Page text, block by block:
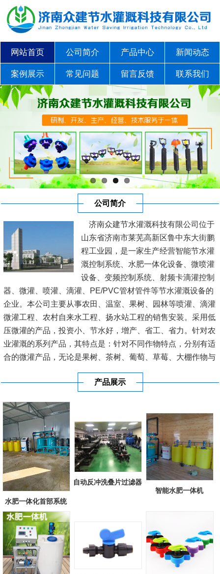
网站首页 公司简介 产品中心 新闻动态
案例展示 常见问题 留言反馈 联系我们
公司简介
济南众建节水灌溉科技有限公司位于
山东省济南市莱芜高新区鲁中东大街鹏
程工业园，是一家生产经营智能节水灌
溉控制系统、水肥一体化设备、微喷灌
设备、变频控制系统、射频卡滴灌控制
器、微灌、喷灌、滴灌、PE/PVC管材管件等节水灌溉设备的
企业。本公司主要从事农田、温室、果树、园林等喷灌、滴灌
微灌工程、农村自来水工程、扬水站工程的销售安装。采用低
压微灌的产品，投资小、节水好，增产、省工、省力。针对农
业灌溉的系列产品，其特点是：针对不同作物特点，分别有适
合的微灌产品，无论是果树、茶树、葡萄、草莓、大棚作物与
情]
产品展示
水肥一体化首部系统
自动反冲洗叠片过滤器
智能水肥一体机